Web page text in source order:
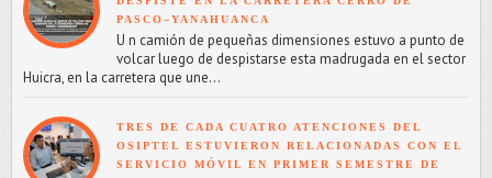
PASCO–YANAHUANCA
U n camión de pequeñas dimensiones estuvo a punto de
volcar luego de despistarse esta madrugada en el sector
Huicra, en la carretera que une...
TRES DE CADA CUATRO ATENCIONES DEL
OSIPTEL ESTUVIERON RELACIONADAS CON EL
SERVICIO MÓVIL EN PRIMER SEMESTRE DE